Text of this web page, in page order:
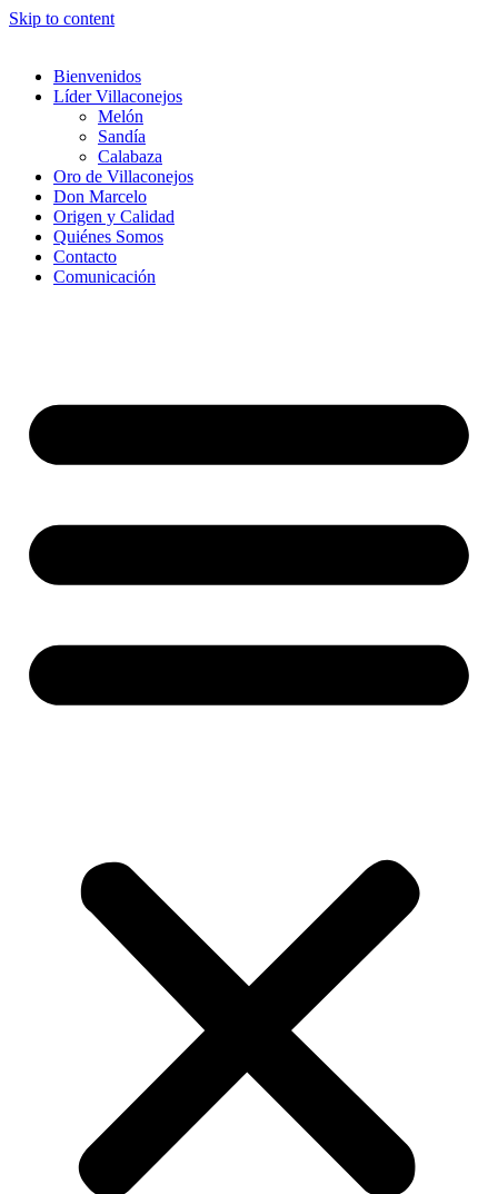
Skip to content
Bienvenidos
Líder Villaconejos
Melón
Sandía
Calabaza
Oro de Villaconejos
Don Marcelo
Origen y Calidad
Quiénes Somos
Contacto
Comunicación